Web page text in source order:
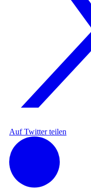
Auf Twitter teilen